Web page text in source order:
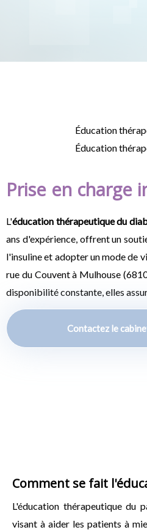
Éducation
Éducation
Prise en charge
L'éducation thérapeutique du
ans d'expérience, offrent un
l'insuline et adopter un mode de
rue du Couvent à Mulhouse
disponibilité constante, elles
Contactez le
Comment se fait
L'éducation thérapeutique du
visant à aider les patients à